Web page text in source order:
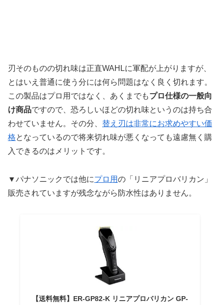
刃そのものの切れ味は正直WAHLに軍配が上がりますが、
とはいえ普通に使う分には何ら問題はなく良く切れます。
この製品はプロ用ではなく、あくまでもプロ仕様の一般向
け商品ですので、恐ろしいほどの切れ味というのは持ち合
わせていません。その分、 替え刃は非常にお求めやすい価
格となっているので将来切れ味が悪くなっても遠慮無く購
入できるのはメリットです。
▼パナソニックでは他にプロ用の「リニアプロバリカン」
販売されていますが残念ながら防水性はありません。
【送料無料】ER-GP82-K リニアプロバリカン GP-